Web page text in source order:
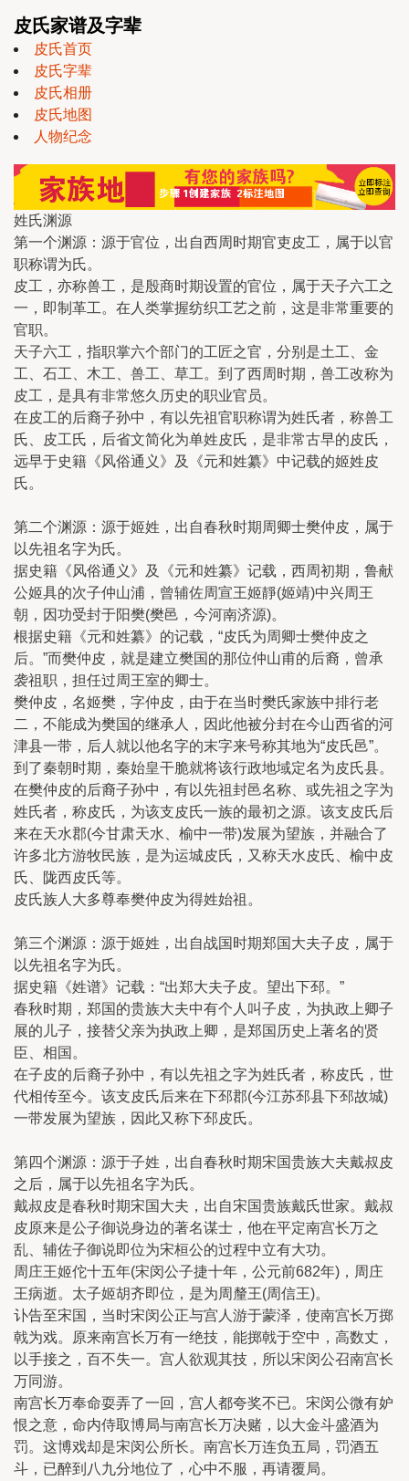
皮氏家谱及字辈
皮氏首页
皮氏字辈
皮氏相册
皮氏地图
人物纪念
姓氏渊源
第一个渊源：源于官位，出自西周时期官吏皮工，属于以官
职称谓为氏。
皮工，亦称兽工，是殷商时期设置的官位，属于天子六工之
一，即制革工。在人类掌握纺织工艺之前，这是非常重要的
官职。
天子六工，指职掌六个部门的工匠之官，分别是土工、金
工、石工、木工、兽工、草工。到了西周时期，兽工改称为
皮工，是具有非常悠久历史的职业官员。
在皮工的后裔子孙中，有以先祖官职称谓为姓氏者，称兽工
氏、皮工氏，后省文简化为单姓皮氏，是非常古早的皮氏，
远早于史籍《风俗通义》及《元和姓纂》中记载的姬姓皮
氏。
第二个渊源：源于姬姓，出自春秋时期周卿士樊仲皮，属于
以先祖名字为氏。
据史籍《风俗通义》及《元和姓纂》记载，西周初期，鲁献
公姬具的次子仲山浦，曾辅佐周宣王姬靜(姬靖)中兴周王
朝，因功受封于阳樊(樊邑，今河南济源)。
根据史籍《元和姓纂》的记载，“皮氏为周卿士樊仲皮之
后。”而樊仲皮，就是建立樊国的那位仲山甫的后裔，曾承
袭祖职，担任过周王室的卿士。
樊仲皮，名姬樊，字仲皮，由于在当时樊氏家族中排行老
二，不能成为樊国的继承人，因此他被分封在今山西省的河
津县一带，后人就以他名字的末字来号称其地为“皮氏邑”。
到了秦朝时期，秦始皇干脆就将该行政地域定名为皮氏县。
在樊仲皮的后裔子孙中，有以先祖封邑名称、或先祖之字为
姓氏者，称皮氏，为该支皮氏一族的最初之源。该支皮氏后
来在天水郡(今甘肃天水、榆中一带)发展为望族，并融合了
许多北方游牧民族，是为运城皮氏，又称天水皮氏、榆中皮
氏、陇西皮氏等。
皮氏族人大多尊奉樊仲皮为得姓始祖。
第三个渊源：源于姬姓，出自战国时期郑国大夫子皮，属于
以先祖名字为氏。
据史籍《姓谱》记载：“出郑大夫子皮。望出下邳。”
春秋时期，郑国的贵族大夫中有个人叫子皮，为执政上卿子
展的儿子，接替父亲为执政上卿，是郑国历史上著名的贤
臣、相国。
在子皮的后裔子孙中，有以先祖之字为姓氏者，称皮氏，世
代相传至今。该支皮氏后来在下邳郡(今江苏邳县下邳故城)
一带发展为望族，因此又称下邳皮氏。
第四个渊源：源于子姓，出自春秋时期宋国贵族大夫戴叔皮
之后，属于以先祖名字为氏。
戴叔皮是春秋时期宋国大夫，出自宋国贵族戴氏世家。戴叔
皮原来是公子御说身边的著名谋士，他在平定南宫长万之
乱、辅佐子御说即位为宋桓公的过程中立有大功。
周庄王姬佗十五年(宋闵公子捷十年，公元前682年)，周庄
王病逝。太子姬胡齐即位，是为周釐王(周信王)。
讣告至宋国，当时宋闵公正与宫人游于蒙泽，使南宫长万掷
戟为戏。原来南宫长万有一绝技，能掷戟于空中，高数丈，
以手接之，百不失一。宫人欲观其技，所以宋闵公召南宫长
万同游。
南宫长万奉命耍弄了一回，宫人都夸奖不已。宋闵公微有妒
恨之意，命内侍取博局与南宫长万决赌，以大金斗盛酒为
罚。这博戏却是宋闵公所长。南宫长万连负五局，罚酒五
斗，已醉到八九分地位了，心中不服，再请覆局。